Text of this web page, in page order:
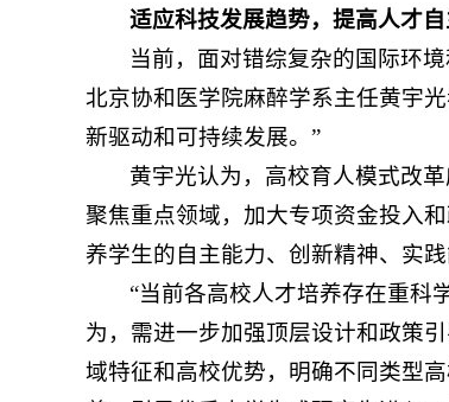
适应科技发展趋势，提高人才
当前，面对错综复杂的国际环
北京协和医学院麻醉学系主任黄宇
新驱动和可持续发展。”
黄宇光认为，高校育人模式改
聚焦重点领域，加大专项资金投入
养学生的自主能力、创新精神、实践
“当前各高校人才培养存在重科
为，需进一步加强顶层设计和政策
域特征和高校优势，明确不同类型